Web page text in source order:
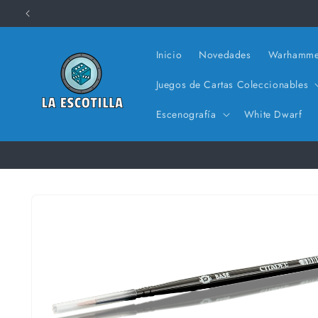
directamente
al contenido
Inicio Novedades
Juegos de Cartas Coleccionables
Escenografía White Dwarf